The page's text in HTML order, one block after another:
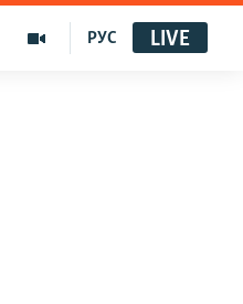
РУС LIVE